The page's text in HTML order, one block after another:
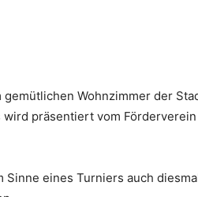
Wohnzimmer der
präsentiert vom
eines Turniers auch